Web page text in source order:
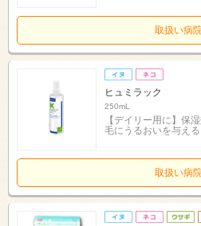
取扱い病
ヒュミラック
250mL
【デイリー用に】保
毛にうるおいを与え
取扱い病